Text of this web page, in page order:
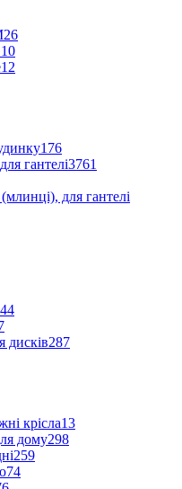
26
10
12
176
гантелі3761
для гантелі
44
дисків287
крісла13
дому298
259
74